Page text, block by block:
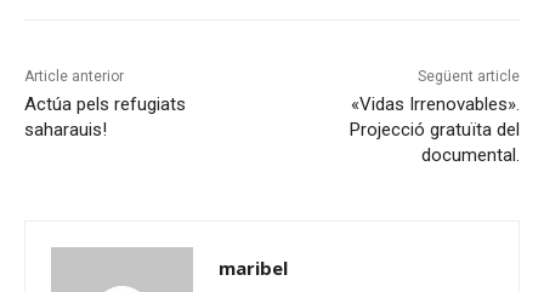
Article anterior
Actúa pels refugiats
saharauis!
Següent article
«Vidas Irrenovables».
Projecció gratuïta del
documental.
maribel